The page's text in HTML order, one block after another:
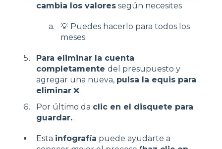
cambia los valores según necesites
💡 Puedes hacerlo para todos los
meses
Para eliminar la cuenta
completamente del presupuesto y
agregar una nueva, pulsa la equis para
eliminar ❌.
Por último da clic en el disquete para
guardar.
Esta infografía puede ayudarte a